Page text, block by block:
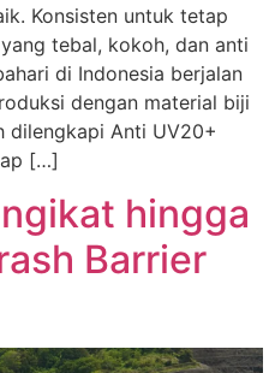
Konsisten untuk tetap
tebal, kokoh, dan anti
di Indonesia berjalan
dengan material biji
dilengkapi Anti UV20+
[…]
hingga
Barrier